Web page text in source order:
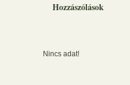
Hozzászólások
Nincs adat!